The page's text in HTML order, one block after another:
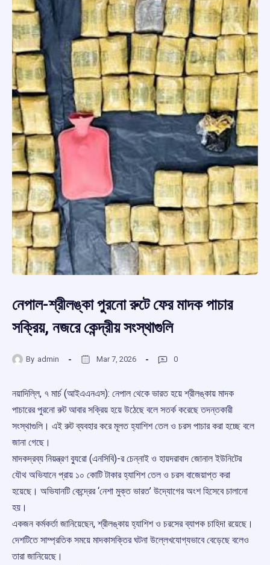
নেপাল-শ্রীলঙ্কা পুরনো রুটে ফের মাদক পাচার
সক্রিয়, নজরে কেন্দ্রীয় সংস্থাগুলি
By admin Mar 7, 2026 0
নয়াদিল্লি, ৭ মার্চ (আইএএনএস): নেপাল থেকে ভারত হয়ে শ্রীলঙ্কায় মাদক
পাচারের পুরনো রুট আবার সক্রিয় হয়ে উঠেছে বলে সতর্ক করেছে তদন্তকারী
সংস্থাগুলি। এই রুট ব্যবহার করে মূলত হ্যাশিশ তেল ও চরস পাচার করা হচ্ছে বলে
জানা গেছে।
মাদকদ্রব্য নিয়ন্ত্রণ ব্যুরো (এনসিবি)-র চেন্নাই ও হায়দরাবাদ জোনাল ইউনিটের
যৌথ অভিযানে প্রায় ১০ কোটি টাকার হ্যাশিশ তেল ও চরস বাজেয়াপ্ত করা
হয়েছে। অভিযানটি কেন্দ্রের ‘নেশা মুক্ত ভারত’ উদ্যোগের অংশ হিসেবে চালানো
হয়।
একজন কর্মকর্তা জানিয়েছেন, শ্রীলঙ্কায় হ্যাশিশ ও চরসের ব্যাপক চাহিদা রয়েছে।
দেশটিতে সাম্প্রতিক সময়ে মাদকাসক্তির ঘটনা উল্লেখযোগ্যভাবে বেড়েছে বলেও
তারা জানিয়েছে।